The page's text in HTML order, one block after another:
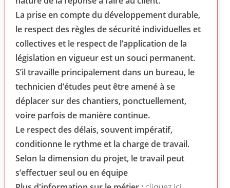
La prise en compte du développement durable,
le respect des règles de sécurité individuelles et
collectives et le respect de l’application de la
législation en vigueur est un souci permanent.
S’il travaille principalement dans un bureau, le
technicien d’études peut être amené à se
déplacer sur des chantiers, ­ponctuellement,
voire parfois de manière continue.
Le respect des délais, souvent impératif,
conditionne le rythme et la charge de travail.
Selon la dimension du projet, le travail peut
s’effectuer seul ou en équipe